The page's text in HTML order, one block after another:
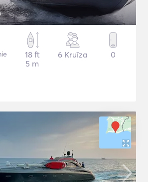
18 ft
5 m
6 Kruīza 0